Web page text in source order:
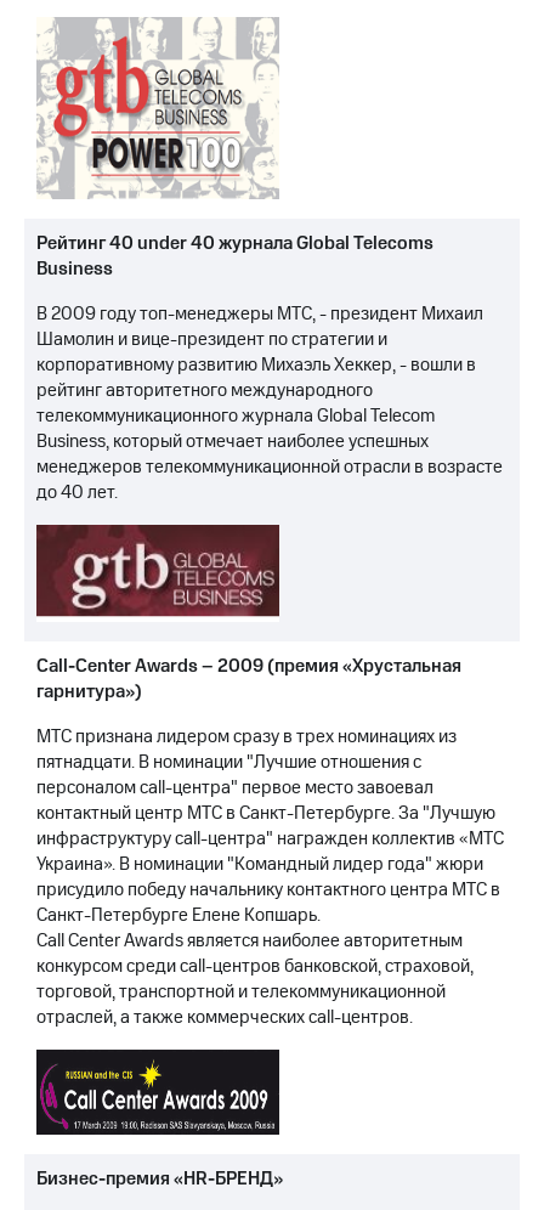
Рейтинг 40 under 40 журнала Global Telecoms
Business
В 2009 году топ-менеджеры МТС, - президент Михаил
Шамолин и вице-президент по стратегии и
корпоративному развитию Михаэль Хеккер, - вошли в
рейтинг авторитетного международного
телекоммуникационного журнала Global Telecom
Business, который отмечает наиболее успешных
менеджеров телекоммуникационной отрасли в возрасте
до 40 лет.
Call-Center Awards – 2009 (премия «Хрустальная
гарнитура»)
МТС признана лидером сразу в трех номинациях из
пятнадцати. В номинации "Лучшие отношения с
персоналом call-центра" первое место завоевал
контактный центр МТС в Санкт-Петербурге. За "Лучшую
инфраструктуру call-центра" награжден коллектив «МТС
Украина». В номинации "Командный лидер года" жюри
присудило победу начальнику контактного центра МТС в
Санкт-Петербурге Елене Копшарь.
Call Center Awards является наиболее авторитетным
конкурсом среди call-центров банковской, страховой,
торговой, транспортной и телекоммуникационной
отраслей, а также коммерческих call-центров.
Бизнес-премия «HR-БРЕНД»